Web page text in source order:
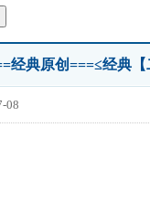
经典原创===≤经典
08